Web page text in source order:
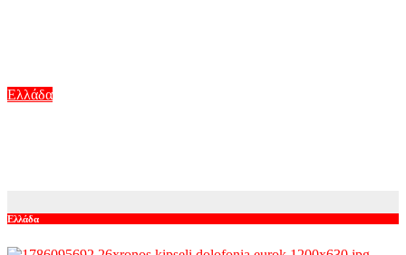
Ελλάδα
Ελλάδα